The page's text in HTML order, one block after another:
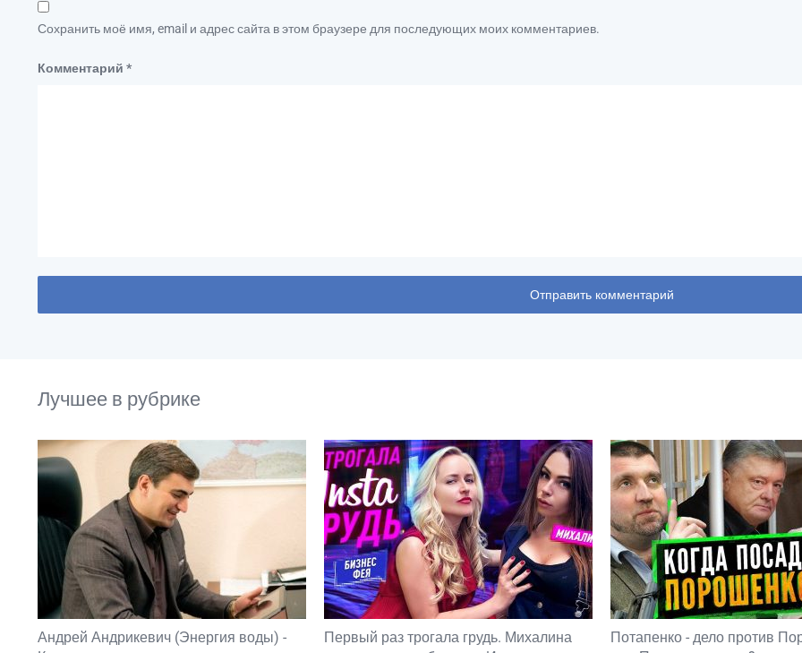
Сохранить моё имя, email и адрес сайта в этом браузере для последующих моих комментариев.
Комментарий *
Лучшее в рубрике
Андрей Андрикевич (Энергия воды) -
Первый раз трогала грудь. Михалина
Потапенко - дело против